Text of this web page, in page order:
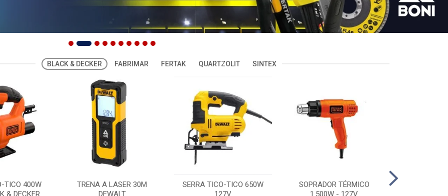
BLACK & DECKER FABRIMAR FERTAK QUARTZOLIT SINTEX
TICO 400W
& DECKER
TRENA A LASER 30M
DEWALT
SERRA TICO-TICO 650W
127V
SOPRADOR TÉRMICO
1.500W - 127V